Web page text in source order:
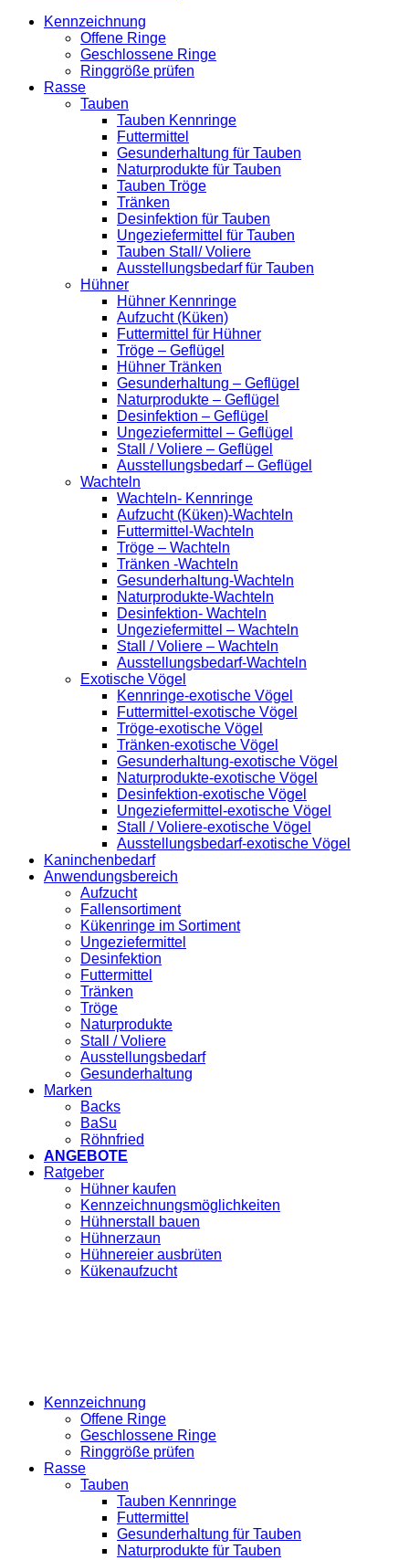
Kennzeichnung
Offene Ringe
Geschlossene Ringe
Ringgröße prüfen
Rasse
Tauben
Tauben Kennringe
Futtermittel
Gesunderhaltung für Tauben
Naturprodukte für Tauben
Tauben Tröge
Tränken
Desinfektion für Tauben
Ungeziefermittel für Tauben
Tauben Stall/ Voliere
Ausstellungsbedarf für Tauben
Hühner
Hühner Kennringe
Aufzucht (Küken)
Futtermittel für Hühner
Tröge – Geflügel
Hühner Tränken
Gesunderhaltung – Geflügel
Naturprodukte – Geflügel
Desinfektion – Geflügel
Ungeziefermittel – Geflügel
Stall / Voliere – Geflügel
Ausstellungsbedarf – Geflügel
Wachteln
Wachteln- Kennringe
Aufzucht (Küken)-Wachteln
Futtermittel-Wachteln
Tröge – Wachteln
Tränken -Wachteln
Gesunderhaltung-Wachteln
Naturprodukte-Wachteln
Desinfektion- Wachteln
Ungeziefermittel – Wachteln
Stall / Voliere – Wachteln
Ausstellungsbedarf-Wachteln
Exotische Vögel
Kennringe-exotische Vögel
Futtermittel-exotische Vögel
Tröge-exotische Vögel
Tränken-exotische Vögel
Gesunderhaltung-exotische Vögel
Naturprodukte-exotische Vögel
Desinfektion-exotische Vögel
Ungeziefermittel-exotische Vögel
Stall / Voliere-exotische Vögel
Ausstellungsbedarf-exotische Vögel
Kaninchenbedarf
Anwendungsbereich
Aufzucht
Fallensortiment
Kükenringe im Sortiment
Ungeziefermittel
Desinfektion
Futtermittel
Tränken
Tröge
Naturprodukte
Stall / Voliere
Ausstellungsbedarf
Gesunderhaltung
Marken
Backs
BaSu
Röhnfried
ANGEBOTE
Ratgeber
Hühner kaufen
Kennzeichnungsmöglichkeiten
Hühnerstall bauen
Hühnerzaun
Hühnereier ausbrüten
Kükenaufzucht
Kennzeichnung
Offene Ringe
Geschlossene Ringe
Ringgröße prüfen
Rasse
Tauben
Tauben Kennringe
Futtermittel
Gesunderhaltung für Tauben
Naturprodukte für Tauben